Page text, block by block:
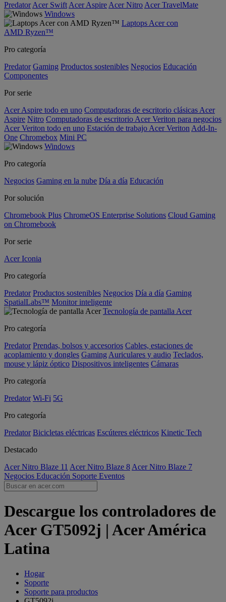
Predator Acer Swift Acer Aspire Acer Nitro Acer TravelMate
Windows
Laptops Acer con
AMD Ryzen™
Pro categoría
Predator Gaming Productos sostenibles Negocios Educación
Componentes
Por serie
Acer Aspire todo en uno Computadoras de escritorio clásicas Acer
Aspire Nitro Computadoras de escritorio Acer Veriton para negocios
Acer Veriton todo en uno Estación de trabajo Acer Veriton Add-In-
One Chromebox Mini PC
Windows
Pro categoría
Negocios Gaming en la nube Día a día Educación
Por solución
Chromebook Plus ChromeOS Enterprise Solutions Cloud Gaming
on Chromebook
Por serie
Acer Iconia
Pro categoría
Predator Productos sostenibles Negocios Día a día Gaming
SpatialLabs™ Monitor inteligente
Tecnología de pantalla Acer
Pro categoría
Predator Prendas, bolsos y accesorios Cables, estaciones de
acoplamiento y dongles Gaming Auriculares y audio Teclados,
mouse y lápiz óptico Dispositivos inteligentes Cámaras
Pro categoría
Predator Wi-Fi 5G
Pro categoría
Predator Bicicletas eléctricas Escúteres eléctricos Kinetic Tech
Destacado
Acer Nitro Blaze 11 Acer Nitro Blaze 8 Acer Nitro Blaze 7
Negocios Educación Soporte Eventos
Descargue los controladores de
Acer GT5092j | Acer América
Latina
Hogar
Soporte
Soporte para productos